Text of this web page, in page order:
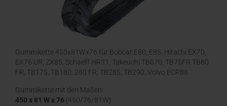
Gummikette 450x81Wx76 für Bobcat E80, E85, Hitachi EX70,
EX75 UR, ZX85, Schaeff HR31, Takeuchi TB070, TB75FR TB80
FR, TB175, TB180, 280 FR, TB285, TB290, Volvo ECR88
Gummikette mit den Maßen:
450 x 81 W x 76 (450/76/81W)